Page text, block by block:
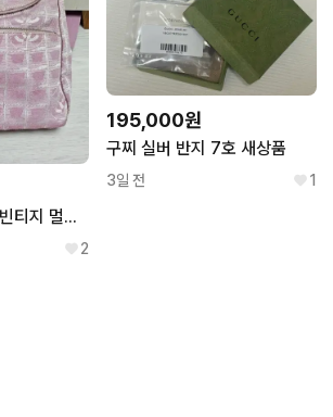
정품 샤넬 트레블 빈티지 멀티 스몰 숄더. 백팩 (6번대)
2
195,000원
구찌 실버 반지 7호 새상품
3일 전 1